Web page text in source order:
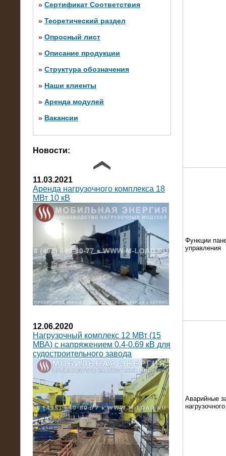
» Сертификат Соответствия
» Теоретический раздел
» Опросный лист
» Описание продукции
» Структура обозначения
» Наши клиенты
» Аренда модулей
» Вакансии
Новости:
10.10.2014
Нагрузочный комплекс 20 МВт в 2
яруса (напряжение 6-10 кВ)
11.03.2021
Аренда нагрузочного комплекса 18
МВт 10 кВ
12.06.2020
Нагрузочный комплекс 12 МВт (15
МВА) с напряжением 0.4-0.69 кВ для
судостроительного завода
Функции
управления
Аварийные